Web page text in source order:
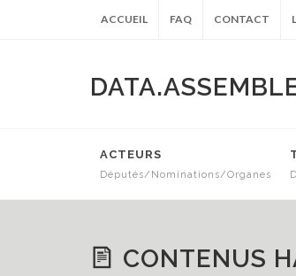
ACCUEIL FAQ CONTACT
ACTEURS
Députés/Nominations/Organes
CONTENUS